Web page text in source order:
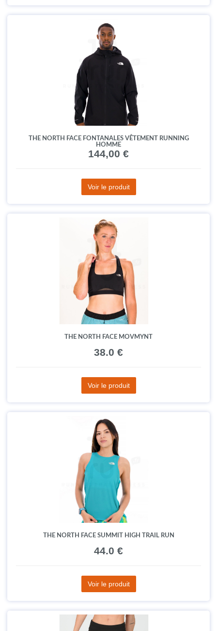
THE NORTH FACE FONTANALES VÊTEMENT RUNNING
HOMME
144,00 €
Voir le produit
THE NORTH FACE MOVMYNT
38.0 €
Voir le produit
THE NORTH FACE SUMMIT HIGH TRAIL RUN
44.0 €
Voir le produit